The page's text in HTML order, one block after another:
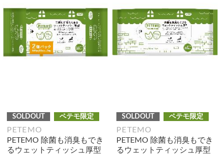
SOLDOUT ペテモ限定
PETEMO
PETEMO 除菌も消臭もでき
るウェットティッシュ厚型
SOLDOUT ペテモ限定
PETEMO
PETEMO 除菌も消臭もでき
るウェットティッシュ厚型